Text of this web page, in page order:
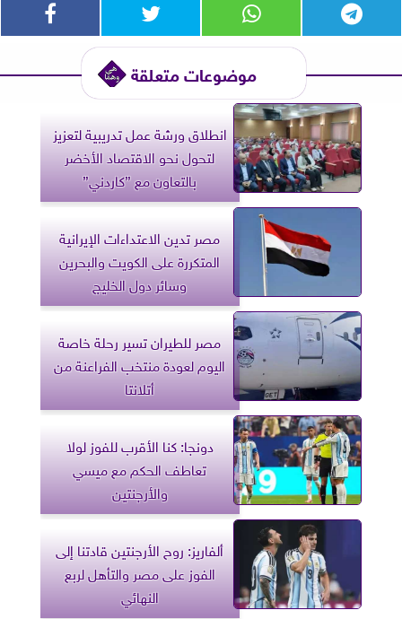
موضوعات متعلقة
انطلاق ورشة عمل تدريبية لتعزيز
لتحول نحو الاقتصاد الأخضر
بالتعاون مع ”كاردني”
مصر تدين الاعتداءات الإيرانية
المتكررة على الكويت والبحرين
وسائر دول الخليج
مصر للطيران تسير رحلة خاصة
اليوم لعودة منتخب الفراعنة من
أتلانتا
دونجا: كنا الأقرب للفوز لولا
تعاطف الحكم مع ميسي
والأرجنتين
ألفاريز: روح الأرجنتين قادتنا إلى
الفوز على مصر والتأهل لربع
النهائي